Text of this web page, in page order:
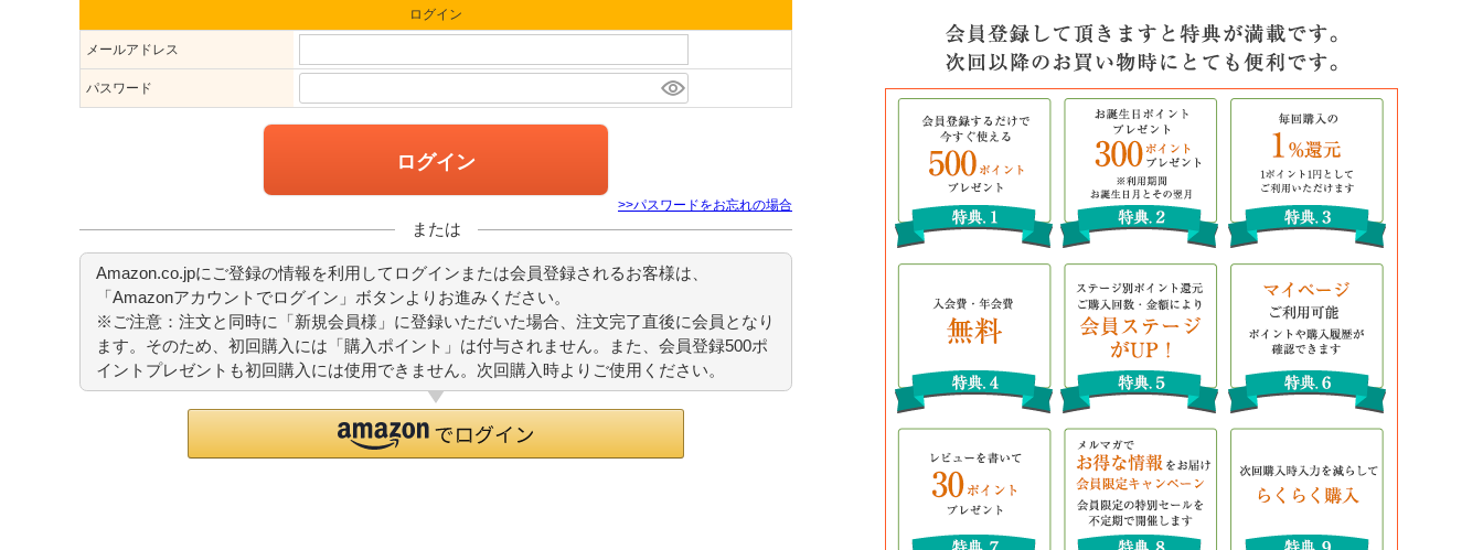
ログイン
メールアドレス
パスワード
ログイン
>>パスワードをお忘れの場合
または
Amazon.co.jpにご登録の情報を利用してログインまたは会員登録されるお客様は、
「Amazonアカウントでログイン」ボタンよりお進みください。
※ご注意：注文と同時に「新規会員様」に登録いただいた場合、注文完了直後に会員となり
ます。そのため、初回購入には「購入ポイント」は付与されません。また、会員登録500ポ
イントプレゼントも初回購入には使用できません。次回購入時よりご使用ください。